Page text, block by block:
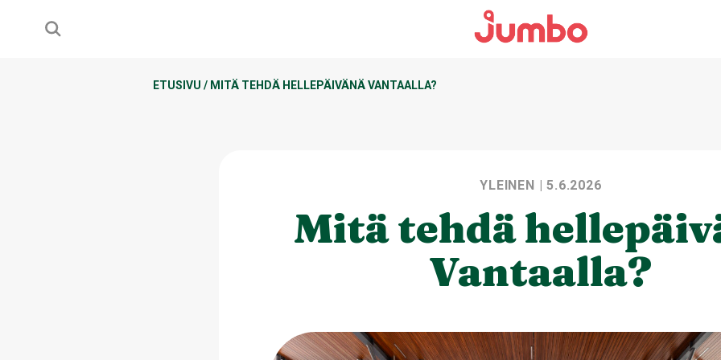
ETUSIVU / MITÄ TEHDÄ HELLEPÄIVÄNÄ VANTAALLA?
YLEINEN | 5.6.2026
Mitä tehdä
Vantaalla?